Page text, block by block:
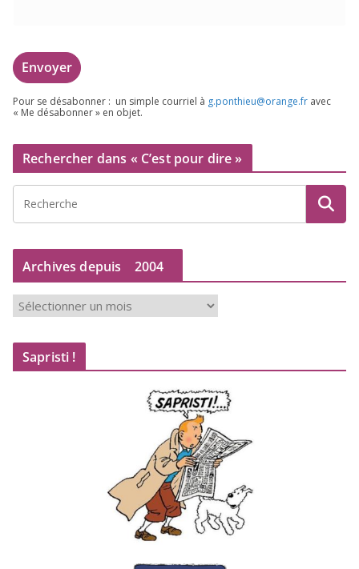
Pour se désa­bon­ner : un simple cour­riel à g.​ponthieu@​orange.​fr avec
« Me désa­bon­ner » en objet.
Rechercher dans « C’est pour dire »
Archives depuis 2004
r
c
Sapristi !